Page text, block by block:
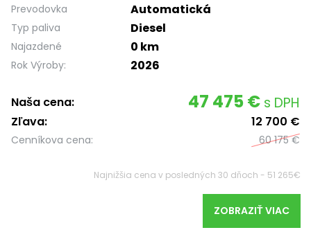
Prevodovka Automatická
Typ paliva Diesel
Najazdené 0 km
Rok Výroby: 2026
Naša cena: 47 475 € s DPH
Zľava: 12 700 €
Cenníkova cena: 60 175 €
Najnižšia cena v posledných 30 dňoch - 51 265€
ZOBRAZIŤ VIAC